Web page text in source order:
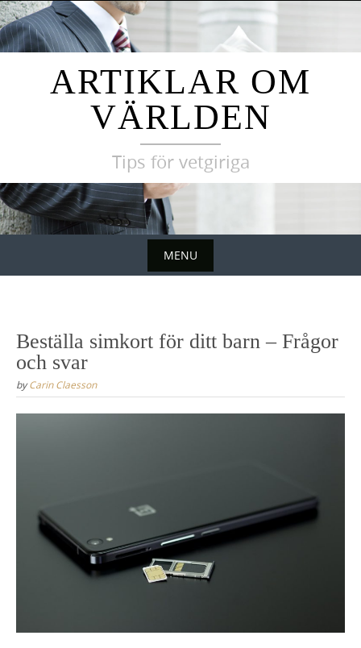
Skip
to
content
ARTIKLAR OM
VÄRLDEN
Tips för vetgiriga
MENU
content
Beställa simkort för ditt barn – Frågor
och svar
byCarin Claesson